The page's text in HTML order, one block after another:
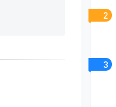
2
3